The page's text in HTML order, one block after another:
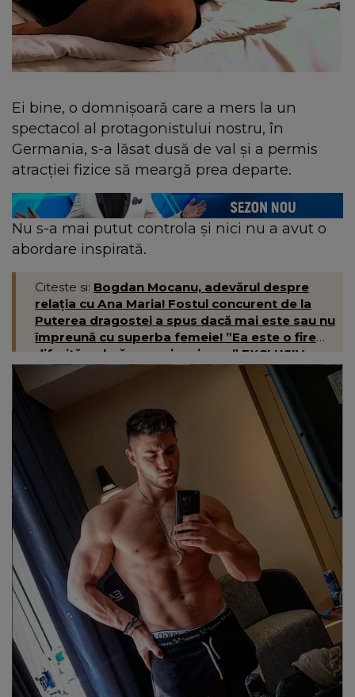
Ei bine, o domnişoară care a mers la un
spectacol al protagonistului nostru, în
Germania, s-a lăsat dusă de val şi a permis
atracţiei fizice să meargă prea departe.
Nu s-a mai putut controla şi nici nu a avut o
abordare inspirată.
Citeste si: Bogdan Mocanu, adevărul despre
relația cu Ana Maria! Fostul concurent de la
Puterea dragostei a spus dacă mai este sau nu
împreună cu superba femeie! ”Ea este o fire
diferită, calmă, uneori mai rece” EXCLUSIV